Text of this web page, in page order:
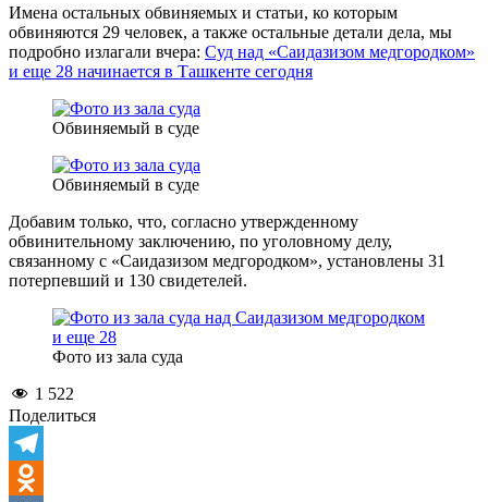
Имена остальных обвиняемых и статьи, ко которым
обвиняются 29 человек, а также остальные детали дела, мы
подробно излагали вчера: Суд над «Саидазизом медгородком»
и еще 28 начинается в Ташкенте сегодня
Обвиняемый в суде
Обвиняемый в суде
Добавим только, что, согласно утвержденному
обвинительному заключению, по уголовному делу,
связанному с «Саидазизом медгородком», установлены 31
потерпевший и 130 свидетелей.
Фото из зала суда
1 522
Поделиться
Telegram